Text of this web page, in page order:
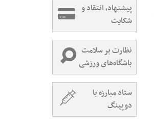
پیشنهاد، انتقاد و
شکایت
نظارت بر سلامت
باشگاه‌های ورزشی
ستاد مبارزه با
دوپینگ